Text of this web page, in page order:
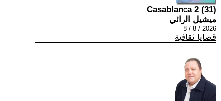
(31) Casablanca 2
ميشيل الرائي
2026 / 8 / 8
قضايا ثقافية